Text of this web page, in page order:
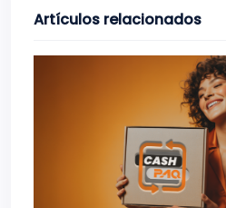
Artículos relacionados